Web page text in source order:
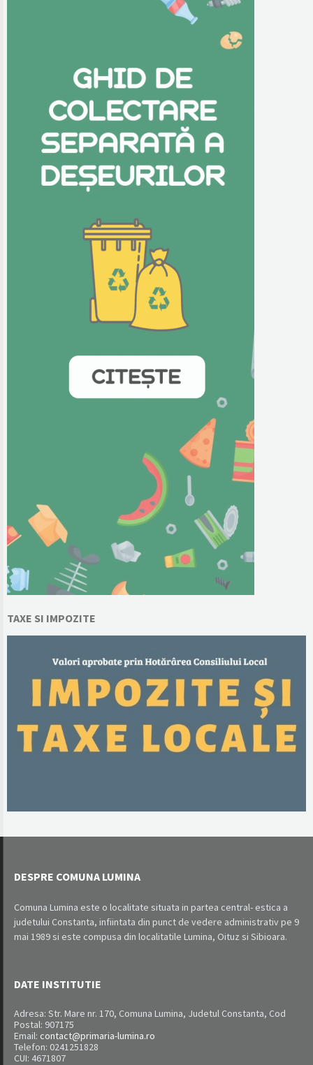
TAXE SI IMPOZITE
DESPRE COMUNA LUMINA
Comuna Lumina este o localitate situata in partea central- estica a
judetului Constanta, infiintata din punct de vedere administrativ pe 9
mai 1989 si este compusa din localitatile Lumina, Oituz si Sibioara.
DATE INSTITUTIE
Adresa: Str. Mare nr. 170, Comuna Lumina, Judetul Constanta, Cod
Postal: 907175
Email: contact@primaria-lumina.ro
Telefon: 0241251828
CUI: 4671807